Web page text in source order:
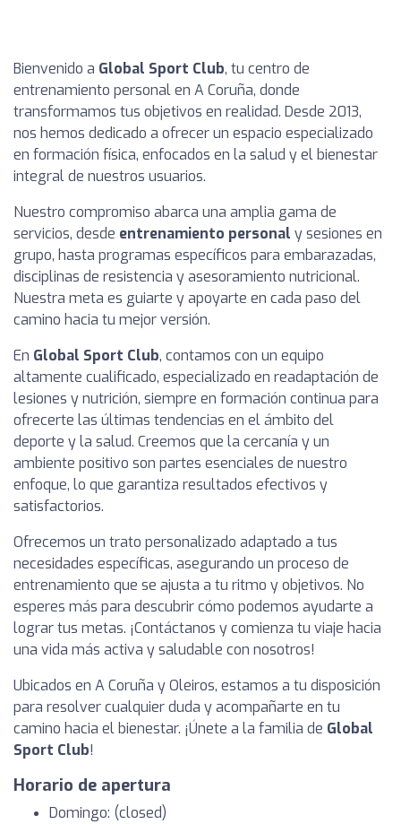
Bienvenido a Global Sport Club, tu centro de
entrenamiento personal en A Coruña, donde
transformamos tus objetivos en realidad. Desde 2013,
nos hemos dedicado a ofrecer un espacio especializado
en formación física, enfocados en la salud y el bienestar
integral de nuestros usuarios.
Nuestro compromiso abarca una amplia gama de
servicios, desde entrenamiento personal y sesiones en
grupo, hasta programas específicos para embarazadas,
disciplinas de resistencia y asesoramiento nutricional.
Nuestra meta es guiarte y apoyarte en cada paso del
camino hacia tu mejor versión.
En Global Sport Club, contamos con un equipo
altamente cualificado, especializado en readaptación de
lesiones y nutrición, siempre en formación continua para
ofrecerte las últimas tendencias en el ámbito del
deporte y la salud. Creemos que la cercanía y un
ambiente positivo son partes esenciales de nuestro
enfoque, lo que garantiza resultados efectivos y
satisfactorios.
Ofrecemos un trato personalizado adaptado a tus
necesidades específicas, asegurando un proceso de
entrenamiento que se ajusta a tu ritmo y objetivos. No
esperes más para descubrir cómo podemos ayudarte a
lograr tus metas. ¡Contáctanos y comienza tu viaje hacia
una vida más activa y saludable con nosotros!
Ubicados en A Coruña y Oleiros, estamos a tu disposición
para resolver cualquier duda y acompañarte en tu
camino hacia el bienestar. ¡Únete a la familia de Global
Sport Club!
Horario de apertura
Domingo: (closed)